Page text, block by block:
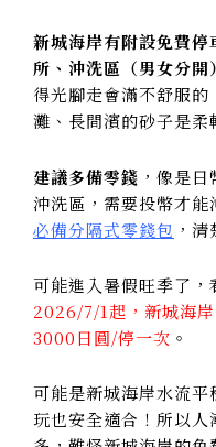
新城海岸有附設免費
所、沖洗區（男女分開）
得光腳走會滿不舒服
灘、長間濱的砂子是柔
建議多備零錢 ，像是
沖洗區，需要投幣才
必備分隔式零錢包 ，
可能進入暑假旺季了，
2026/7/1起，新城海
3000日圓/停一次 。
可能是新城海岸水流
玩也安全適合！所以